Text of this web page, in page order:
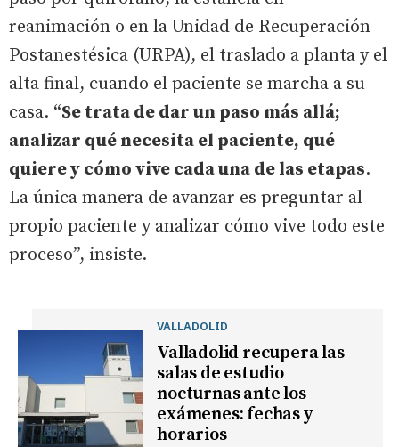
reanimación o en la Unidad de Recuperación
Postanestésica (URPA), el traslado a planta y el
alta final, cuando el paciente se marcha a su
casa. “Se trata de dar un paso más allá;
analizar qué necesita el paciente, qué
quiere y cómo vive cada una de las etapas.
La única manera de avanzar es preguntar al
propio paciente y analizar cómo vive todo este
proceso”, insiste.
VALLADOLID
Valladolid recupera las
salas de estudio
nocturnas ante los
exámenes: fechas y
horarios